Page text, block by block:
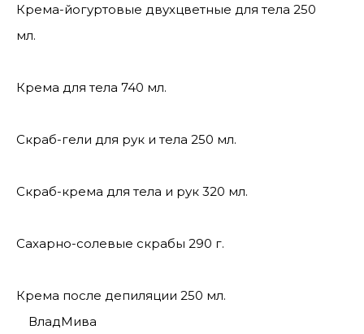
Крема-йогуртовые двухцветные для тела 250
мл.
Крема для тела 740 мл.
Скраб-гели для рук и тела 250 мл.
Скраб-крема для тела и рук 320 мл.
Сахарно-солевые скрабы 290 г.
Крема после депиляции 250 мл.
ВладМива